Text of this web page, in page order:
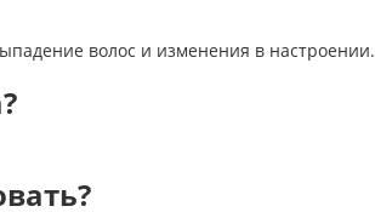
волос и изменения в настроении.